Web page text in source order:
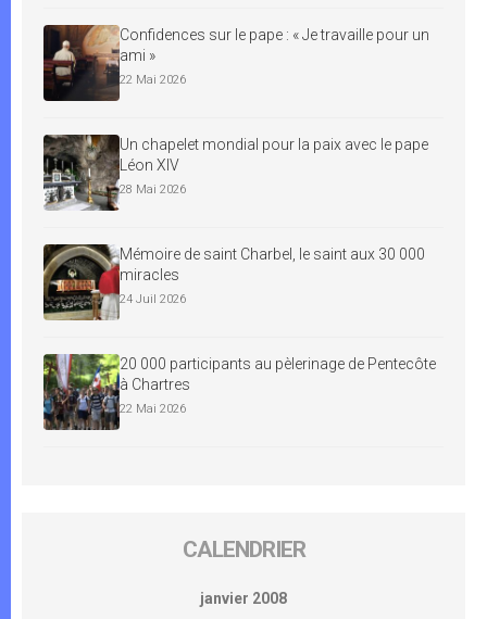
Confidences sur le pape : « Je travaille pour un
ami »
22 Mai 2026
Un chapelet mondial pour la paix avec le pape
Léon XIV
28 Mai 2026
Mémoire de saint Charbel, le saint aux 30 000
miracles
24 Juil 2026
20 000 participants au pèlerinage de Pentecôte
à Chartres
22 Mai 2026
CALENDRIER
janvier 2008